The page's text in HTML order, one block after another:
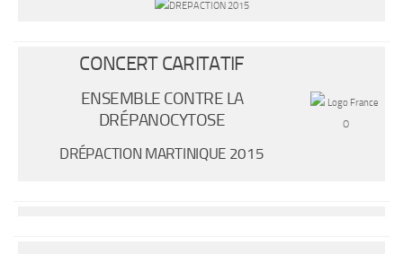
CONCERT CARITATIF
ENSEMBLE CONTRE LA
DRÉPANOCYTOSE
DRÉPACTION MARTINIQUE 2015